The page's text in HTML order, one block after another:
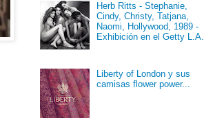
Herb Ritts - Stephanie,
Cindy, Christy, Tatjana,
Naomi, Hollywood, 1989 -
Exhibición en el Getty L.A.
Liberty of London y sus
camisas flower power...